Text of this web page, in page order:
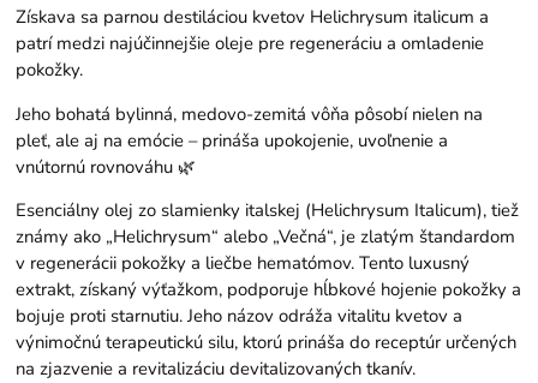
Získava sa parnou destiláciou kvetov Helichrysum italicum a
patrí medzi najúčinnejšie oleje pre regeneráciu a omladenie
pokožky.
Jeho bohatá bylinná, medovo-zemitá vôňa pôsobí nielen na
pleť, ale aj na emócie – prináša upokojenie, uvoľnenie a
vnútornú rovnováhu 🌿
Esenciálny olej zo slamienky italskej (Helichrysum Italicum), tiež
známy ako „Helichrysum“ alebo „Večná“, je zlatým štandardom
v regenerácii pokožky a liečbe hematómov. Tento luxusný
extrakt, získaný výťažkom, podporuje hĺbkové hojenie pokožky a
bojuje proti starnutiu. Jeho názov odráža vitalitu kvetov a
výnimočnú terapeutickú silu, ktorú prináša do receptúr určených
na zjazvenie a revitalizáciu devitalizovaných tkanív.